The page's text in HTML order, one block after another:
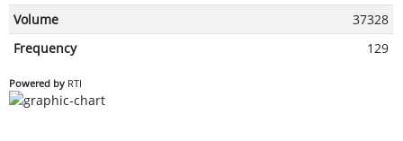
Volume
37328
Frequency
129
Powered by RTI